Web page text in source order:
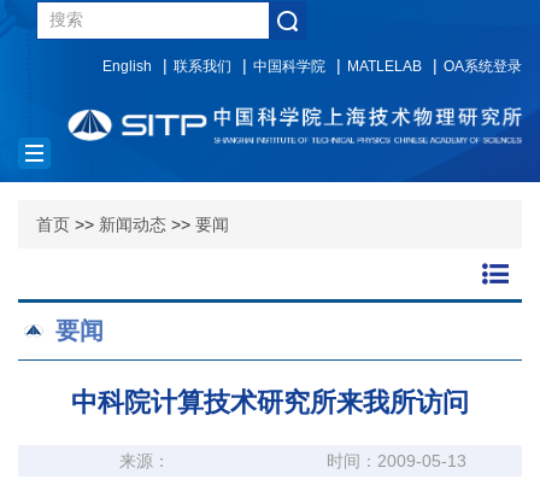
English 联系我们 中国科学院 MATLELAB OA系统登录
Toggle
navigation
首页 >> 新闻动态 >> 要闻
要闻
中科院计算技术研究所来我所访问
来源： 时间：2009-05-13